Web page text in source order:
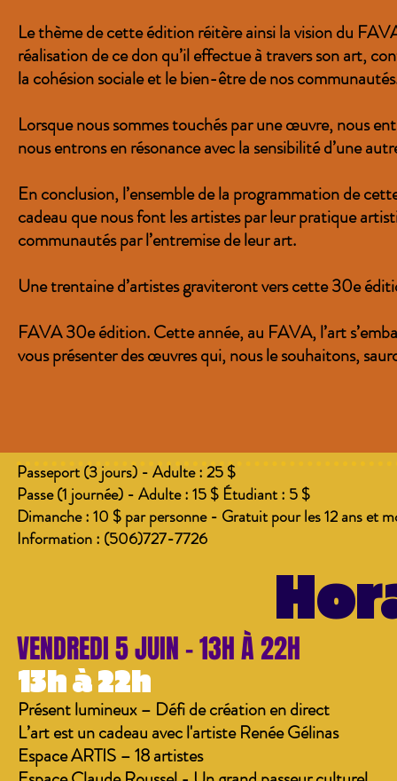
Le thème de cette édition réitère ainsi la vision du
réalisation de ce don qu’il effectue à travers son art,
la cohésion sociale et le bien-être de nos
Lorsque nous sommes touchés par une œuvre, nous
nous entrons en résonance avec la sensibilité d’une
En conclusion, l’ensemble de la programmation de
cadeau que nous font les artistes par leur pratique
communautés par l’entremise de leur art.
Une trentaine d’artistes graviteront vers cette 30e
FAVA 30e édition. Cette année, au FAVA, l’art
vous présenter des œuvres qui, nous le souhaitons,
Passeport (3 jours) - Adulte : 25 $
Passe (1 journée) - Adulte : 15 $ Étudiant : 5 $
Dimanche : 10 $ par personne - Gratuit pour les 12 ans et
Information : (506)727-7726
VENDREDI 5 JUIN - 13H À 22H
13h à 22h
Présent lumineux – Défi de création en direct
L’art est un cadeau avec l'artiste Renée Gélinas
Espace ARTIS – 18 artistes